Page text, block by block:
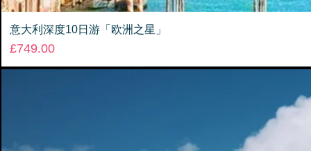
意大利深度10日游「欧洲之星」
Price
£749.00